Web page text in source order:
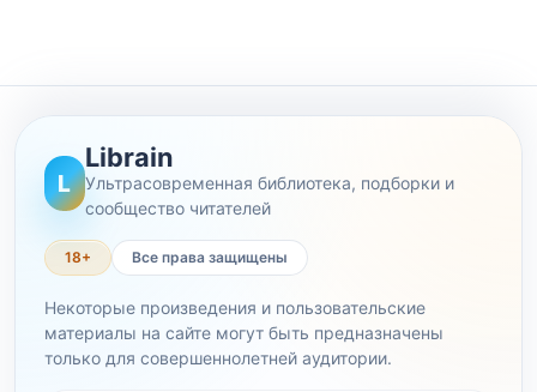
L
Librain
Ультрасовременная библиотека, подборки и
сообщество читателей
18+ Все права защищены
Некоторые произведения и пользовательские
материалы на сайте могут быть предназначены
только для совершеннолетней аудитории.